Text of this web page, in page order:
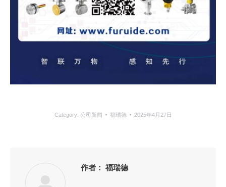
Category: 公司新闻 福瑞德 2025年4月27日
作者： 福瑞德